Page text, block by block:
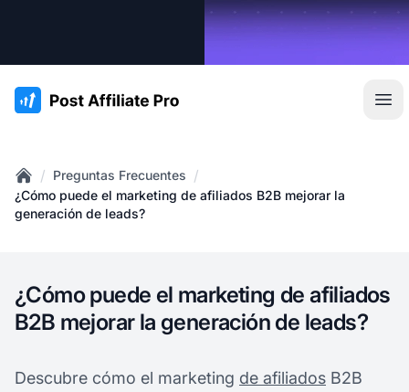
:site.title
Home
/ Preguntas Frecuentes /
¿Cómo puede el marketing de afiliados B2B mejorar la
generación de leads?
¿Cómo puede el marketing de afiliados
B2B mejorar la generación de leads?
Descubre cómo el marketing de afiliados B2B